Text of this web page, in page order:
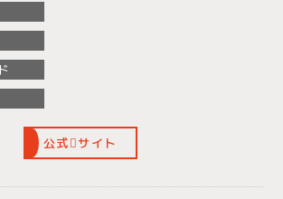
公式 サイト